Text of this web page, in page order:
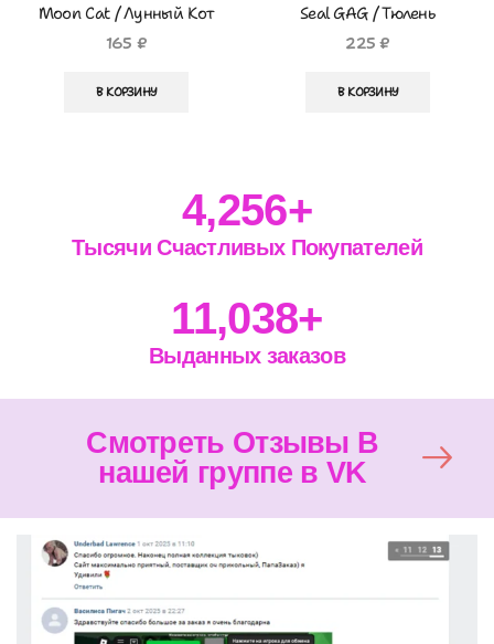
Moon Cat / Лунный Кот
165 ₽
В КОРЗИНУ
Seal GAG / Тюлень
225₽
В КОРЗИНУ
Тысячи Счастливых Покупателей
4,256+
Выданных заказов
11,038+
Смотреть Отзывы В
нашей группе в VK